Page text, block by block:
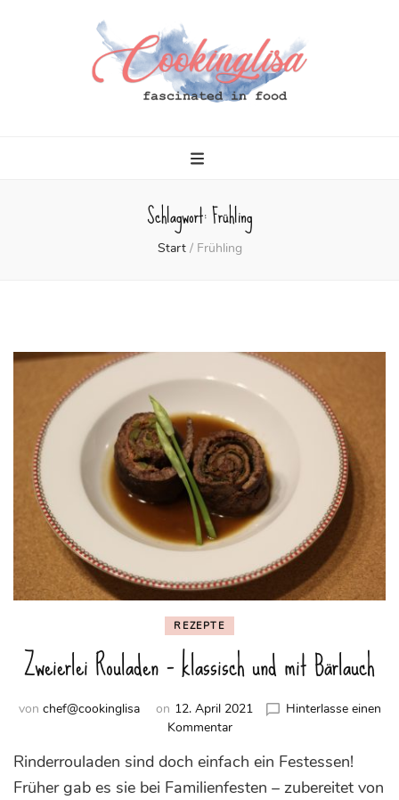
Cookinglisa
Schlagwort:Frühling
Start / Frühling
REZEPTE
Zweierlei Rouladen – klassisch und mit Bärlauch
von chef@cookinglisa on 12. April 2021
Hinterlasse einen
Kommentarzu
Rouladen
–
Rinderrouladen sind doch einfach ein Festessen!
Früher gab es sie bei Familienfesten – zubereitet von